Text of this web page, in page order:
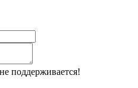
поддерживается!